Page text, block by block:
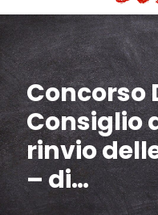
Concorso
Consiglio
rinvio
– di…